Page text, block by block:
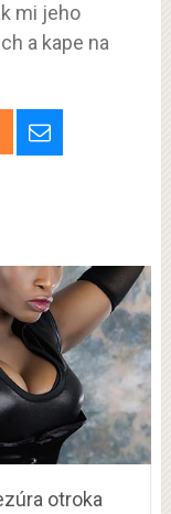
mi jeho
a kape na
otroka